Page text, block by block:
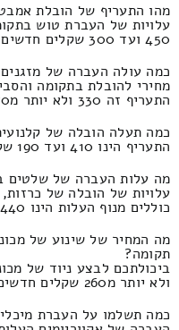
מהו התעריף של הובלת
עלויות של העברת טוש
450 ועד 300 שקלים חדשים.
כמה עולה העברה של מזגנים
מחירי להובלת בתקומה
התעריף זה 330 ולא יותר מ170 שקל.
כמה תעלה הובלה של
התעריף הינו 410 ועד 190 שקל חדש.
מה עלות העברה של שלטים
כוללים מנוף העלות הינו 440 ומקסימום 200 שקל חדש.
מה המחיר של שינוע של
תקומה?
ולא יותר מ260 שקלים חדשים.
כמה תשלמו על העברת מיכלי